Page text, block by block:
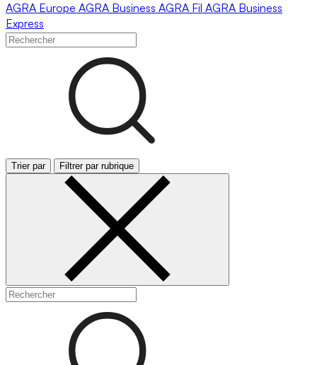
AGRA Europe AGRA Business AGRA Fil AGRA Business
Express
Trier par Filtrer par rubrique